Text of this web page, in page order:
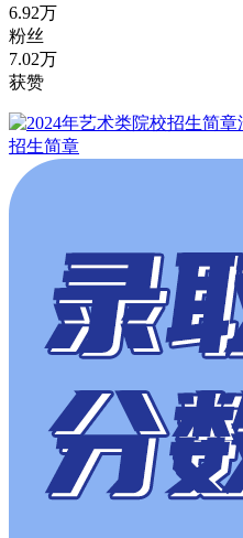
6.92万
粉丝
7.02万
获赞
招生简章